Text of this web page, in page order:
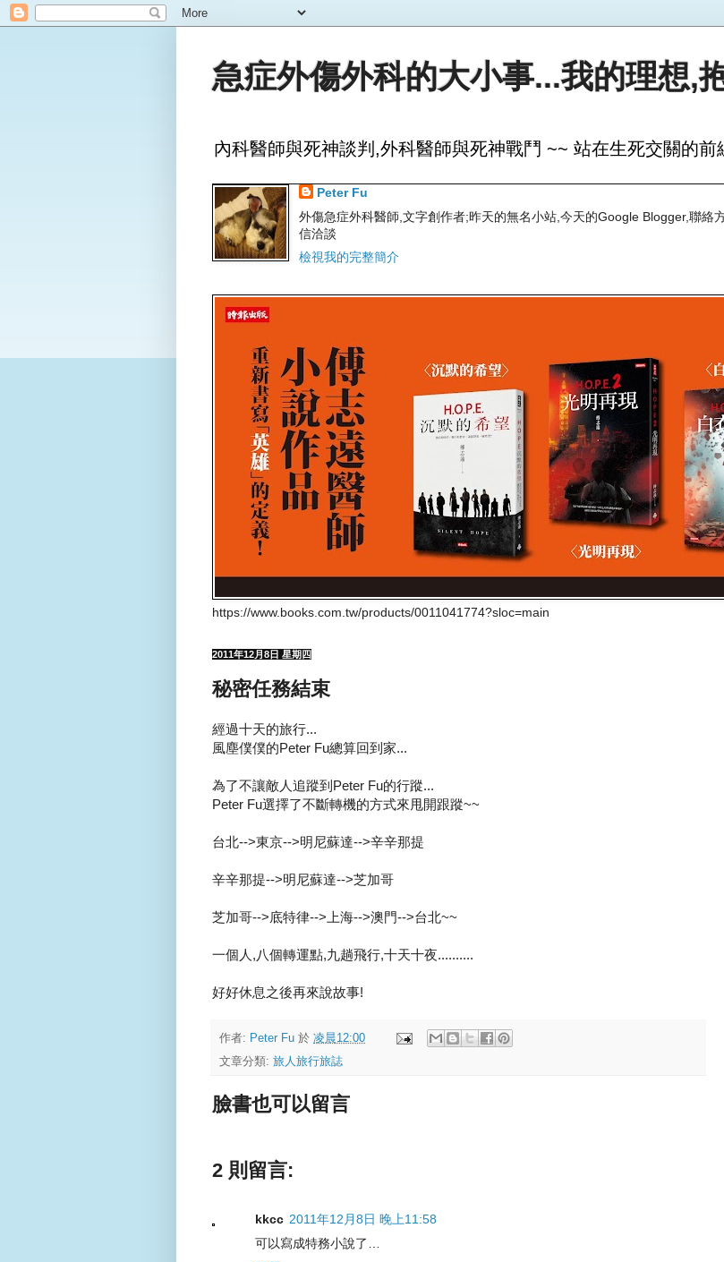
急症外傷外科的大小事...我的理想,
內科醫師與死神談判,外科醫師與死神戰鬥 ~~ 站在生死交關的
Peter Fu
外傷急症外科醫師,文字創作者;昨天的無名小站,今天的Google Blogger,聯絡
信洽談
檢視我的完整簡介
https://www.books.com.tw/products/0011041774?sloc=main
2011年12月8日 星期四
秘密任務結束
經過十天的旅行...
風塵僕僕的Peter Fu總算回到家...
為了不讓敵人追蹤到Peter Fu的行蹤...
Peter Fu選擇了不斷轉機的方式來甩開跟蹤~~
台北-->東京-->明尼蘇達-->辛辛那提
辛辛那提-->明尼蘇達-->芝加哥
芝加哥-->底特律-->上海-->澳門-->台北~~
一個人,八個轉運點,九趟飛行,十天十夜..........
好好休息之後再來說故事!
作者: Peter Fu 於 凌晨12:00
文章分類: 旅人旅行旅誌
臉書也可以留言
2 則留言:
kkcc 2011年12月8日 晚上11:58
可以寫成特務小說了…